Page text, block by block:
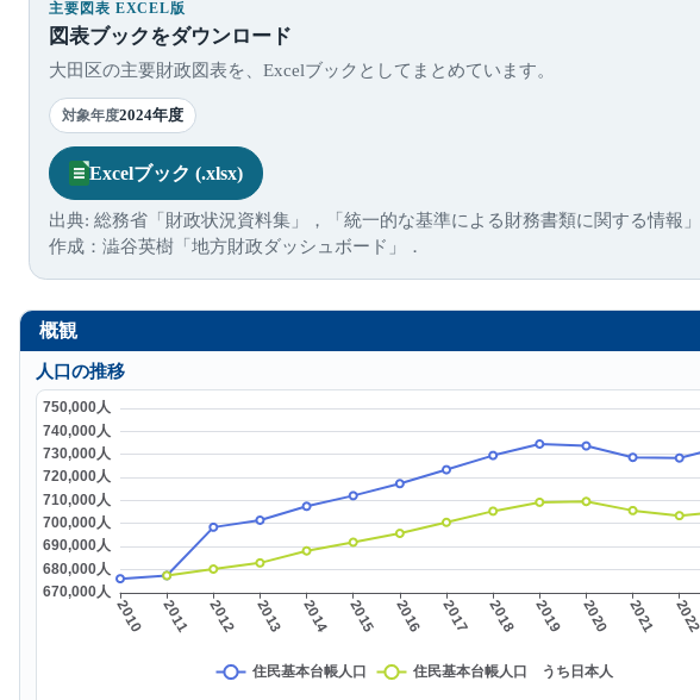
主要図表 EXCEL版
図表ブックをダウンロード
大田区の主要財政図表を、Excelブックとしてまとめています。
対象年度2024年度
Excelブック (.xlsx)
出典: 総務省「財政状況資料集」，「統一的な基準による財務書類に関する情報」
作成：澁谷英樹「地方財政ダッシュボード」．
概観
人口の推移